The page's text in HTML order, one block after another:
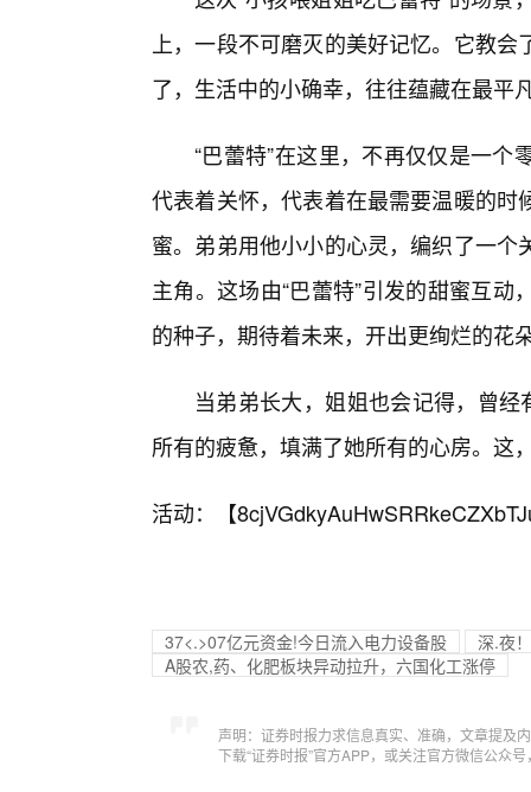
上，一段不可磨灭的美好记忆。它教
了，生活中的小确幸，往往蕴藏在最平
“巴蕾特”在这里，不再仅仅是一
代表着关怀，代表着在最需要温暖的
蜜。弟弟用他小小的心灵，编织了一
主角。这场由“巴蕾特”引发的甜蜜互
的种子，期待着未来，开出更绚烂的花
当弟弟长大，姐姐也会记得，曾
所有的疲惫，填满了她所有的心房。这
活动：【
37<.>07亿元资金!今日流入电力设备股
深.夜
A股农,药、化肥板块异动拉升，六国化工涨停
声明：证券时报力求信息真实、准确，文章提及
下载“证券时报”官方APP，或关注官方微信公众